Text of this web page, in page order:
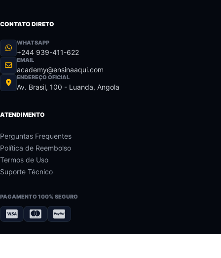
CONTATO DIRETO
WHATSAPP
+244 939-411-622
EMAIL
academy@ensinaaqui.com
ENDEREÇO OFICIAL
Av. Brasil, 100 - Luanda, Angola
ATENDIMENTO
Perguntas Frequentes
Política de Reembolso
Termos de Uso
Suporte Técnico
PAGAMENTO 100% SEGURO